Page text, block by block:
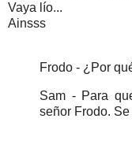
Vaya lío...
Ainsss
Frodo - ¿Por
Sam - Para
señor Frodo. Se